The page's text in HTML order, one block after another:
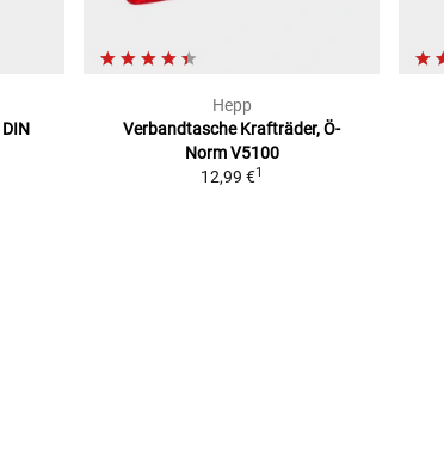
DIN
Hepp
Verbandtasche Krafträder, Ö-
Norm V5100
12,99 €1